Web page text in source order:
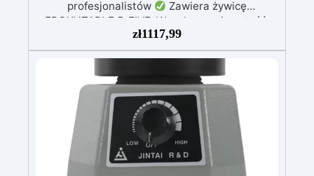
profesjonalistów
Zawiera żywicę
EPOXYTABLE 5-FIVE: Wysoka przejrzystość,
odporna na zarysowania i nieżółknąca, idealna
do zalew o grubości do 5 cm
Materiały do
Shield” i nietoksyczny silikon dla doskonałego
uszczelnienia
Profesjonalny zestaw polerski:
Dyski Mirka i pasta EpoxyPolish dla
perfekcyjnego wykończenia
Dostępne różne
wersje dla różnych rozmiarów stołów: Beginner
(0,3 m²), Pro (0,6 m²), XXL (1,3 m²), w
zależności od Twoich potrzeb
zł1117,99